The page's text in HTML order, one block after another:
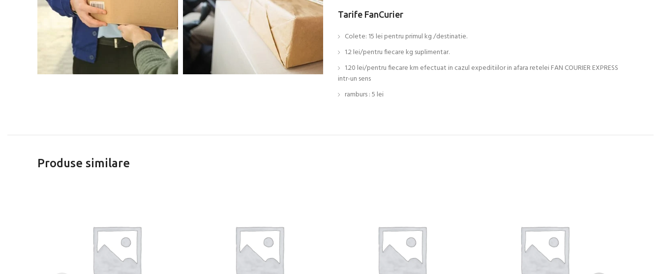
Tarife FanCurier
Colete: 15 lei pentru primul kg /destinatie.
1.2 lei/pentru fiecare kg suplimentar.
1.20 lei/pentru fiecare km efectuat in cazul expeditiilor in afara retelei FAN COURIER EXPRESS
intr-un sens
ramburs : 5 lei
Produse similare